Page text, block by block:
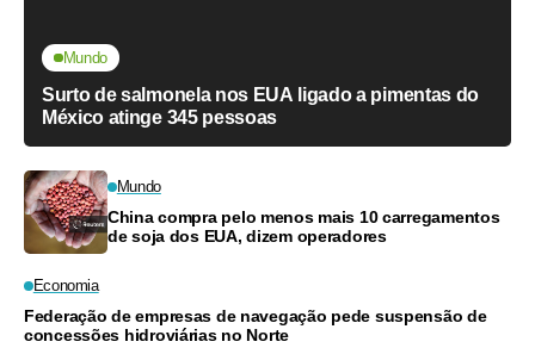
Mundo
Surto de salmonela nos EUA ligado a pimentas do
México atinge 345 pessoas
Mundo
China compra pelo menos mais 10 carregamentos
de soja dos EUA, dizem operadores
Economia
Federação de empresas de navegação pede suspensão de
concessões hidroviárias no Norte